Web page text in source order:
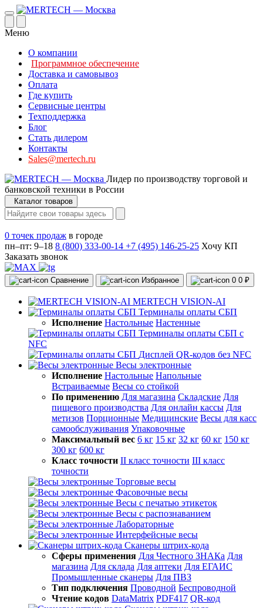
Меню
О компании
Программное обеспечение
Доставка и самовывоз
Оплата
Где купить
Сервисные центры
Техподдержка
Блог
Стать дилером
Контакты
Sales@mertech.ru
Лидер по производству торговой и
банковской техники в России
Каталог товаров
0 точек продаж в городе
пн–пт: 9–18 8 (800) 333-00-14 +7 (495) 146-25-25 Хочу КП
Заказать звонок
Сравнение Избранное 0 0 ₽
MERTECH VISION-AI
Терминалы оплаты СБП
Исполнение Настольные Настенные
Терминалы оплаты СБП с
NFC
Дисплей QR-кодов без NFC
Весы электронные
Исполнение Настольные Напольные
Встраиваемые Весы со стойкой
По применению Для магазина Складские Для
пищевого производства Для онлайн кассы Для
метизов Порционные Медицинские Весы для касс
самообслуживания Упаковочные
Максимальный вес 6 кг 15 кг 32 кг 60 кг 150 кг
300 кг 600 кг
Класс точности II класс точности III класс
точности
Торговые весы
Фасовочные весы
Весы с печатью этикеток
Весы с распознаванием
Лабораторные
Интерфейсные весы
Сканеры штрих-кода
Сферы применения Для Честного ЗНАКа Для
магазина Для склада Для аптеки Для ЕГАИС
Промышленные сканеры Для ПВЗ
Тип подключения Проводной Беспроводной
Чтение кодов DataMatrix PDF417 QR-код